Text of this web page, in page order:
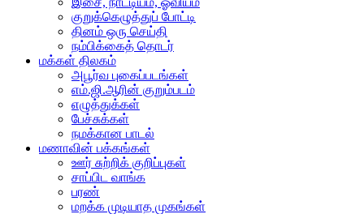
குறுக்கெழுத்துப் போட்டி
தினம் ஒரு செய்தி
நம்பிக்கைத் தொடர்
மக்கள் திலகம்
அபூர்வ புகைப்படங்கள்
எம்.ஜி.ஆரின் குறும்படம்
எழுத்துக்கள்
பேச்சுக்கள்
நமக்கான பாடல்
மணாவின் பக்கங்கள்
ஊர் சுற்றிக் குறிப்புகள்
சாப்பிட வாங்க
பரண்
மறக்க முடியாத முகங்கள்